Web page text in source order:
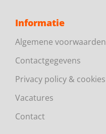
Informatie
Algemene voorwaarden
Contactgegevens
Privacy policy & cookies
Vacatures
Contact